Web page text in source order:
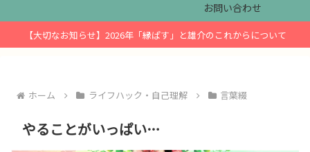
お問い合わせ
【大切なお知らせ】2026年「縁ぱす」と雄介のこれからについて
ホーム ライフハック・自己理解 言葉綴
やることがいっぱい…